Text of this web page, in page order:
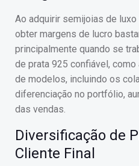
Ao adquirir semijoias de luxo
obter margens de lucro
principalmente quando se
de prata 925 confiável, como
de modelos, incluindo os
diferenciação no portfólio,
das vendas.
Diversificação de
Cliente Final